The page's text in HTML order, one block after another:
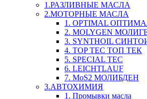
1.РАЗЛИВНЫЕ МАСЛА
2.МОТОРНЫЕ МАСЛА
1. OPTIMAL
2. MOLYGEN
3. SYNTHOIL
4. TOP TEC ТОП ТЕК
5. SPECIAL TEC
6. LEICHTLAUF
7. MoS2 МОЛИБДЕН
3.АВТОХИМИЯ
1. Промывки масла